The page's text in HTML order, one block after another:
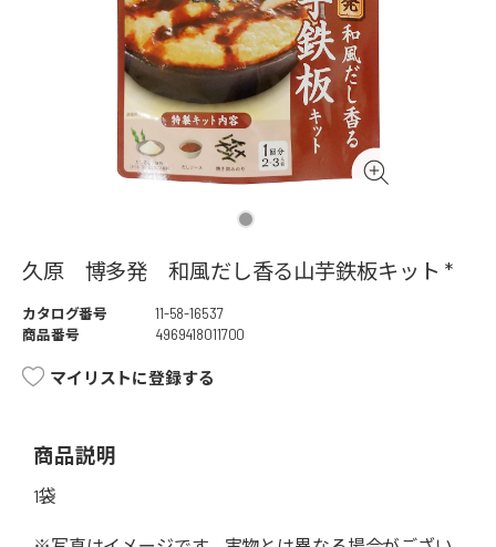
久原 博多発 和風だし香る山芋鉄板キット *
カタログ番号
11-58-16537
商品番号
4969418011700
マイリストに登録する
商品説明
1袋